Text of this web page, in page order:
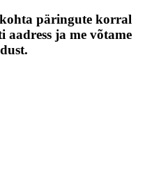
päringute korral
aadress ja me võtame